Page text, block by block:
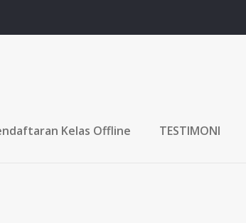
Kelas Offline TESTIMONI